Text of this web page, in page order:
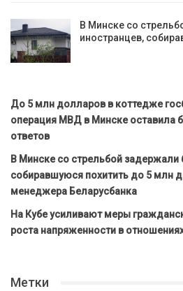
В Минске со
иностранцев,
До 5 млн долларов в коттедже
операция МВД в Минске оставила
ответов
В Минске со стрельбой задержали
собиравшуюся похитить до 5 млн
менеджера Беларусбанка
На Кубе усиливают меры
роста напряженности в
Метки